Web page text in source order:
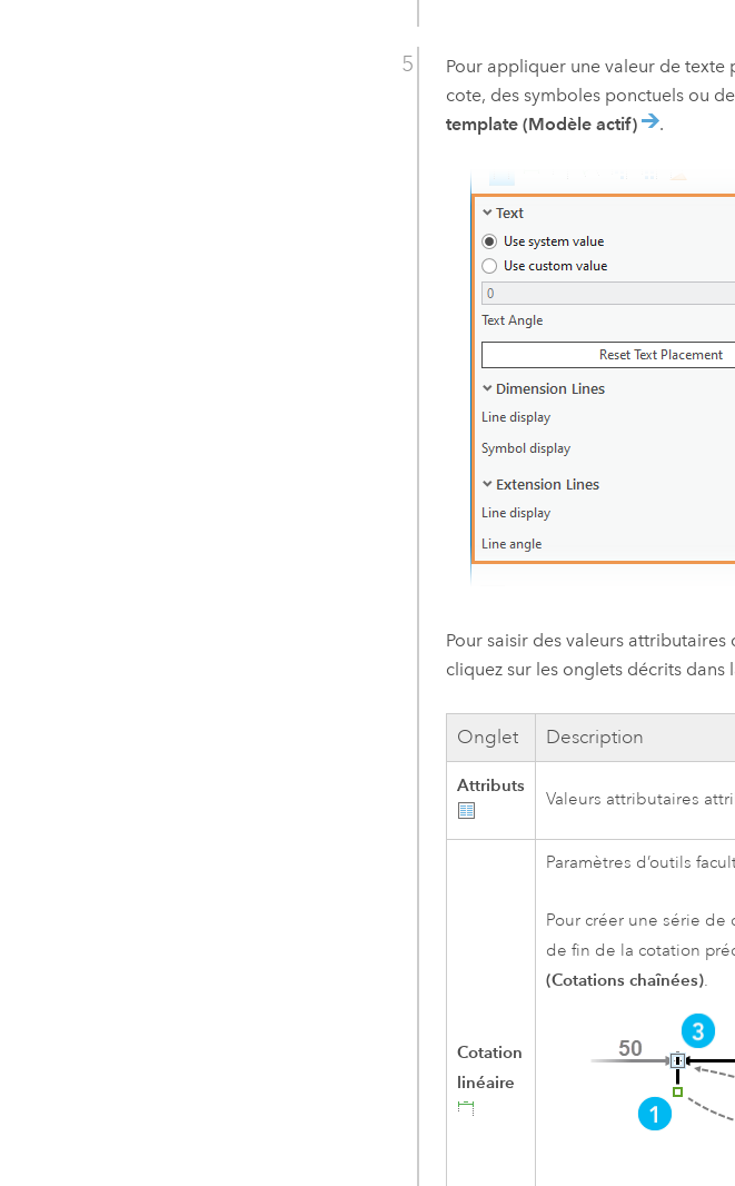
Pour appliquer une valeur de texte
cote, des symboles ponctuels ou
template (Modèle actif)
.
Pour saisir des valeurs attributaires
cliquez sur les onglets décrits dans
Onglet Description
Attributs
Valeurs attributaires
Cotation
linéaire
Paramètres d’outils
Pour créer une série
de fin de la cotation
(Cotations chaînées).